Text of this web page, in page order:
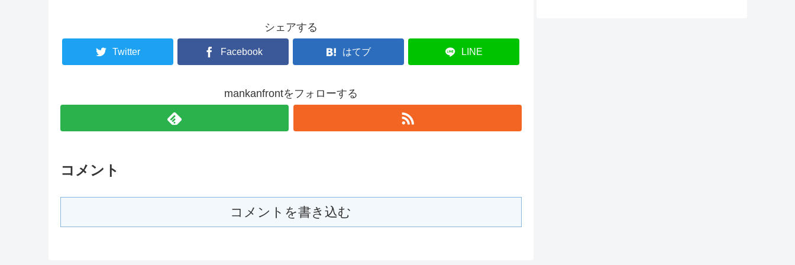
シェアする
Twitter Facebook はてブ LINE
mankanfrontをフォローする
コメント
コメントを書き込む